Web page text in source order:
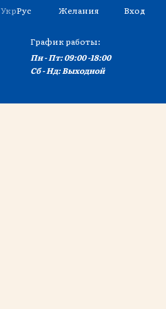
УкрРус Желания Вход
График работы:
Пн - Пт: 09:00 -18:00
Сб - Нд: Выходной